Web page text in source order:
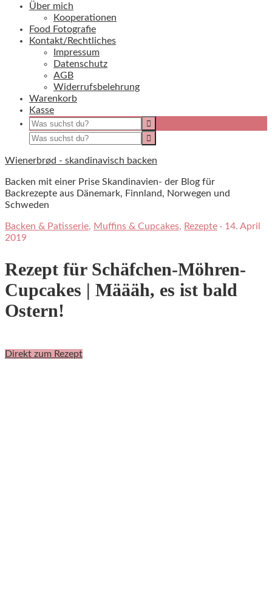
Über mich
Kooperationen
Food Fotografie
Kontakt/Rechtliches
Impressum
Datenschutz
AGB
Widerrufsbelehrung
Warenkorb
Kasse
Wienerbrød - skandinavisch backen
Backen mit einer Prise Skandinavien- der Blog für
Backrezepte aus Dänemark, Finnland, Norwegen und
Schweden
Backen & Patisserie, Muffins & Cupcakes, Rezepte · 14. April
2019
Rezept für Schäfchen-Möhren-
Cupcakes | Määäh, es ist bald
Ostern!
Direkt zum Rezept